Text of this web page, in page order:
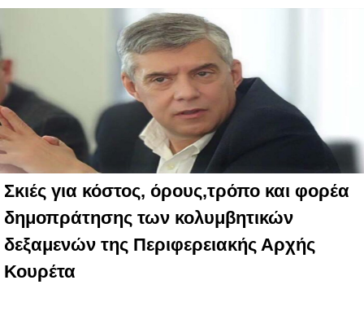
Σκιές για κόστος, όρους,τρόπο και φορέα
δημοπράτησης των κολυμβητικών
δεξαμενών της Περιφερειακής Αρχής
Κουρέτα